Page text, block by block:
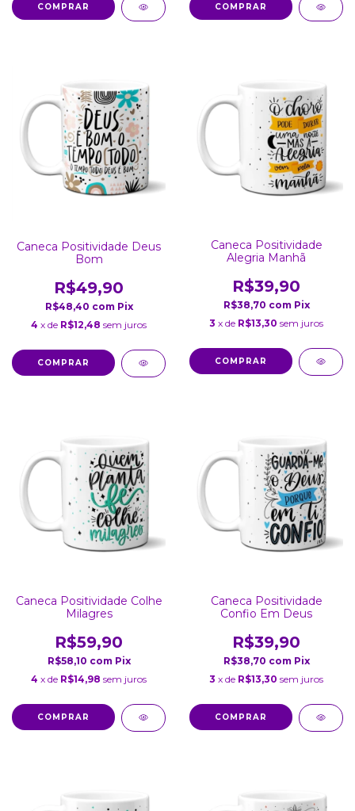
COMPRAR COMPRAR
Caneca Positividade Deus
Bom
R$49,90
R$48,40 com Pix
4 x de R$12,48 sem juros
COMPRAR
Caneca Positividade
Alegria Manhã
R$39,90
R$38,70 com Pix
3 x de R$13,30 sem juros
COMPRAR
Caneca Positividade Colhe
Milagres
R$59,90
R$58,10 com Pix
4 x de R$14,98 sem juros
COMPRAR
Caneca Positividade
Confio Em Deus
R$39,90
R$38,70 com Pix
3 x de R$13,30 sem juros
COMPRAR